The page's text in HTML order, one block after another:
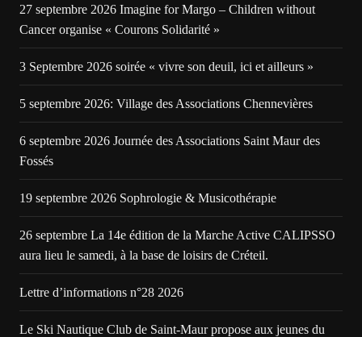
27 septembre 2026 Imagine for Margo – Children without
Cancer organise « Courons Solidarité »
3 Septembre 2026 soirée « vivre son deuil, ici et ailleurs »
5 septembre 2026: Village des Associations Chennevières
6 septembre 2026 Journée des Associations Saint Maur des
Fossés
19 septembre 2026 Sophrologie & Musicothérapie
26 septembre La 14e édition de la Marche Active CALIPSSO
aura lieu le samedi, à la base de loisirs de Créteil.
Lettre d’informations n°28 2026
Le Ski Nautique Club de Saint-Maur propose aux jeunes du